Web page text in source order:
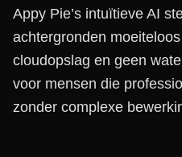
Appy Pie’s intuïtieve AI
achtergronden
cloudopslag en geen
voor mensen die
zonder complexe